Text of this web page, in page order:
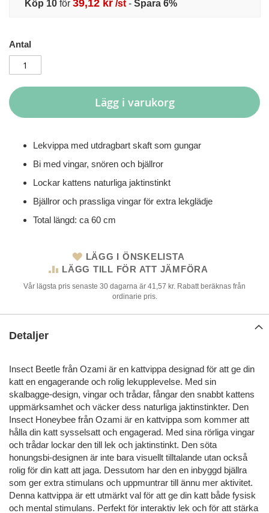
Köp 10 för 39,12 kr /st - Spara 6%
Antal
Lägg i varukorg
Lekvippa med utdragbart skaft som gungar
Bi med vingar, snören och bjällror
Lockar kattens naturliga jaktinstinkt
Bjällror och prassliga vingar för extra lekglädje
Total längd: ca 60 cm
LÄGG I ÖNSKELISTA
LÄGG TILL FÖR ATT JÄMFÖRA
Vår lägsta pris senaste 30 dagarna är 41,57 kr. Rabatt beräknas från
ordinarie pris.
Detaljer
Insect Beetle från Ozami är en kattvippa designad för att ge din
katt en engagerande och rolig lekupplevelse. Med sin
skalbagge-design, vingar och trådar, fångar den snabbt kattens
uppmärksamhet och väcker dess naturliga jaktinstinkter. Den
Insect Honeybee från Ozami är en kattvippa som kommer att
hålla din katt sysselsatt och engagerad. Med sina rörliga vingar
och trådar lockar den till lek och jaktinstinkt. Den söta
honungsbi-designen är inte bara visuellt tilltalande utan också
rolig för din katt att jaga. Dessutom har den en inbyggd bjällra
som ger extra stimulans och uppmuntrar till ännu mer aktivitet.
Denna kattvippa är ett utmärkt val för att ge din katt både fysisk
och mental stimulans. Perfekt för interaktiv lek och för att stärka